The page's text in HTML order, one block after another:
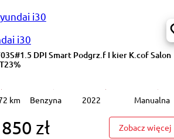
Podgrz.f I kier K.cof Salon PL VAT23%
i30
DPI Smart Podgrz.f I kier K.cof Salon
km Benzyna 2022 Manualna
zł Zobacz więcej